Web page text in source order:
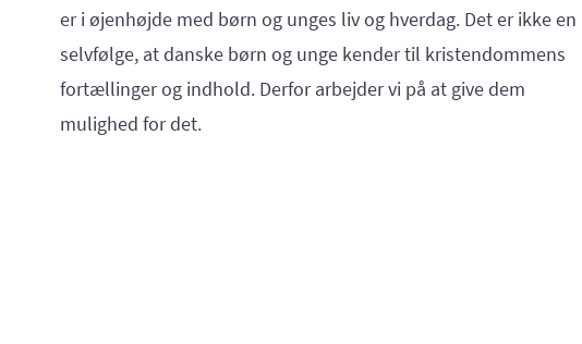
er i øjenhøjde med børn og unges liv og hverdag. Det er ikke en
selvfølge, at danske børn og unge kender til kristendommens
fortællinger og indhold. Derfor arbejder vi på at give dem
mulighed for det.